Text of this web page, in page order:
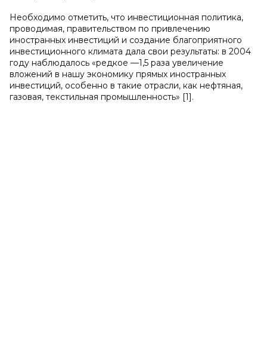
Необходимо отметить, что инвестиционная политика,
проводимая, правительством по привлечению
иностранных инвестиций и создание благоприятного
инвестиционного климата дала свои результаты: в 2004
году наблюдалось «редкое —1,5 раза увеличение
вложений в нашу экономику прямых иностранных
инвестиций, особенно в такие отрасли, как нефтяная,
газовая, текстильная промышленность» [1].